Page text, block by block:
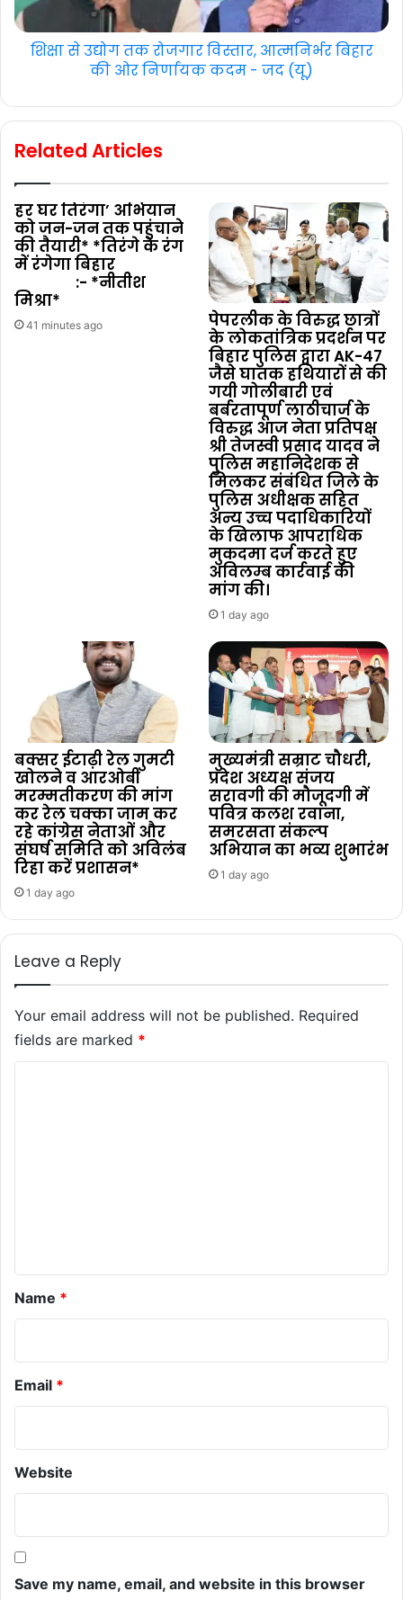
शिक्षा से उद्योग तक रोजगार विस्तार, आत्मनिर्भर बिहार
की ओर निर्णायक कदम - जद (यू)
Related Articles
हर घर तिरंगा’ अभियान
को जन-जन तक पहुंचाने
की तैयारी* *तिरंगे के रंग
में रंगेगा बिहार
:- *नीतीश
मिश्रा*
41 minutes ago
पेपरलीक के विरुद्ध छात्रों
के लोकतांत्रिक प्रदर्शन पर
बिहार पुलिस द्वारा AK-47
जैसे घातक हथियारों से की
गयी गोलीबारी एवं
बर्बरतापूर्ण लाठीचार्ज के
विरुद्ध आज नेता प्रतिपक्ष
श्री तेजस्वी प्रसाद यादव ने
पुलिस महानिदेशक से
मिलकर संबंधित जिले के
पुलिस अधीक्षक सहित
अन्य उच्च पदाधिकारियों
के खिलाफ आपराधिक
मुकदमा दर्ज करते हुए
अविलम्ब कार्रवाई की
मांग की।
1 day ago
बक्सर ईटाढ़ी रेल गुमटी
खोलने व आरओबी
मरम्मतीकरण की मांग
कर रेल चक्का जाम कर
रहे कांग्रेस नेताओं और
संघर्ष समिति को अविलंब
रिहा करें प्रशासन*
1 day ago
मुख्यमंत्री सम्राट चौधरी,
प्रदेश अध्यक्ष संजय
सरावगी की मौजूदगी में
पवित्र कलश रवाना,
समरसता संकल्प
अभियान का भव्य शुभारंभ
1 day ago
Leave a Reply
Your email address will not be published. Required
fields are marked *
Name *
Email *
Website
Save my name, email, and website in this browser